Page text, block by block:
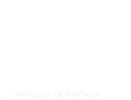
ARTÍCULO DE PORTADA